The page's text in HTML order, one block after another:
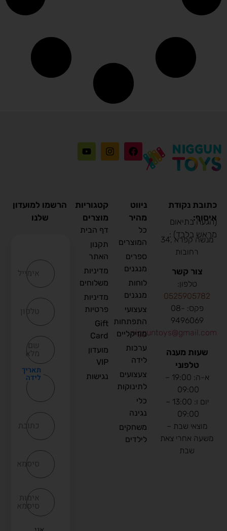
כתובת נקודת
איסוף:
(הגעה בתיאום
מראש בלבד) :
מנשה קפרא ,34
רחובות
צור קשר
טלפון:
0525905782
פקס: 08-
9496069
nigguntoys@gmail.com
שעות מענה
טלפוני
א-ה: 19:00 –
09:00
יום ו: 13:00 –
09:00
מוצאי שבת –
משעה אחרי צאת
שבת
ניווט
מהיר
כל
המוצרים
ספרים
מנגנים
לוחות
מנגנים
צעצועי
התפתחות
מוזיקליים
ערכות
לידה
צעצועים
לתינוקות
כלי
נגינה
משחקים
לילדים
קטגוריות
מוצרים
דף הבית
תקנון
האתר
מדיניות
משלוחים
מדיניות
פרטיות
Gift
Card
מועדון
VIP
נגישות
הרשמו למועדון
שלנו
אימייל
טלפון
שם
מלא
תאריך
לידה
כתובת
סיסמא
אימות
סיסמא